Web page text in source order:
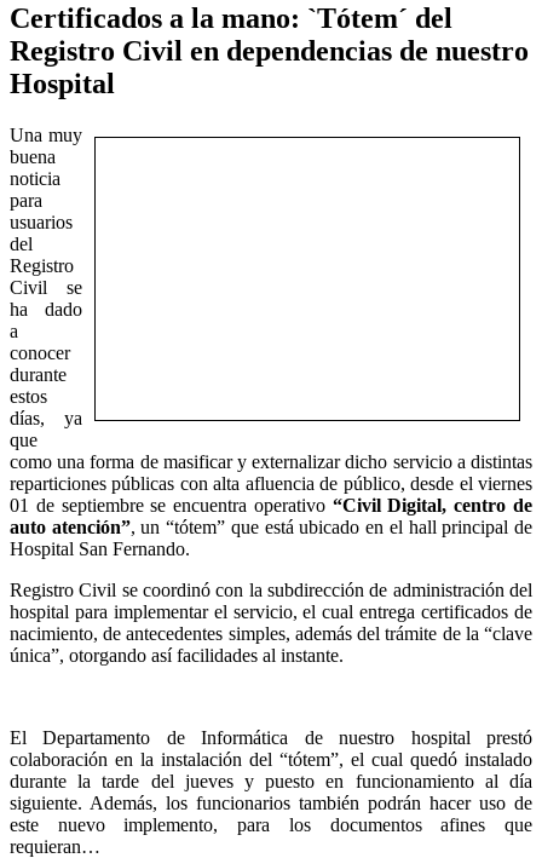
Certificados a la mano: `Tótem´ del
Registro Civil en dependencias de nuestro
Hospital
Una muy
buena
noticia
para
usuarios
del
Registro
Civil se
ha dado
a
conocer
durante
estos
días, ya
que
como una forma de masificar y externalizar dicho servicio a distintas
reparticiones públicas con alta afluencia de público, desde el viernes
01 de septiembre se encuentra operativo “Civil Digital, centro de
auto atención”, un “tótem” que está ubicado en el hall principal de
Hospital San Fernando.
Registro Civil se coordinó con la subdirección de administración del
hospital para implementar el servicio, el cual entrega certificados de
nacimiento, de antecedentes simples, además del trámite de la “clave
única”, otorgando así facilidades al instante.
El Departamento de Informática de nuestro hospital prestó
colaboración en la instalación del “tótem”, el cual quedó instalado
durante la tarde del jueves y puesto en funcionamiento al día
siguiente. Además, los funcionarios también podrán hacer uso de
este nuevo implemento, para los documentos afines que
requieran…